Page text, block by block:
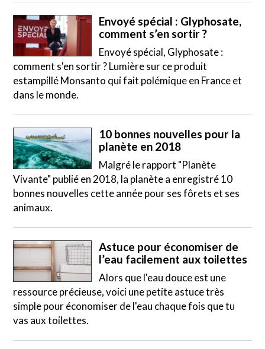
Envoyé spécial : Glyphosate,
comment s’en sortir ?
Envoyé spécial, Glyphosate :
comment s'en sortir ? Lumière sur ce produit
estampillé Monsanto qui fait polémique en France et
dans le monde.
10 bonnes nouvelles pour la
planète en 2018
Malgré le rapport "Planète
Vivante" publié en 2018, la planète a enregistré 10
bonnes nouvelles cette année pour ses fôrets et ses
animaux.
Astuce pour économiser de
l’eau facilement aux toilettes
Alors que l'eau douce est une
ressource précieuse, voici une petite astuce très
simple pour économiser de l'eau chaque fois que tu
vas aux toilettes.